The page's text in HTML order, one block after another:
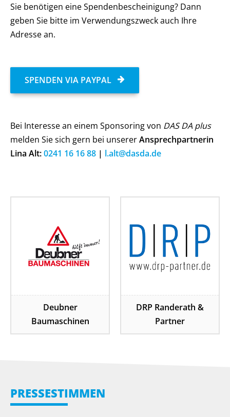
Sie benötigen eine Spendenbescheinigung? Dann
geben Sie bitte im Verwendungszweck auch Ihre
Adresse an.
SPENDEN VIA PAYPAL
Bei Interesse an einem Sponsoring von DAS DA plus
melden Sie sich gern bei unsererAnsprechpartnerin
Lina Alt:0241 16 16 88 | l.alt@dasda.de
Deubner
Baumaschinen
DRP Randerath &
Partner
PRESSESTIMMEN